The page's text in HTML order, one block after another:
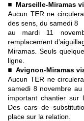
■ Marseille-Miramas
Aucun TER ne
des sens, du samedi 8
au mardi 11
remplacement
Miramas. Seuls
ligne.
■ Avignon-Miramas
Aucun TER ne
samedi 8 novembre
important chantier sur
Des cars de
place sur la relation.